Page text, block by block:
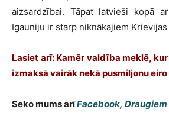
aizsardzībai. Tāpat latvieši kopā
Igauniju ir starp niknākajiem
Lasiet arī: Kamēr valdība meklē,
izmaksā vairāk nekā pusmiljonu eiro
Seko mums arīFacebook, Draugiem